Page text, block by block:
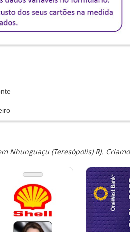
Nhunguaçu (Teresópolis) RJ.